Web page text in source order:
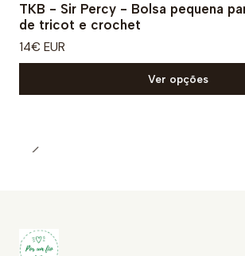
TKB - Sir Percy - Bolsa pequena
de tricot e crochet
14€ EUR
Ver opções